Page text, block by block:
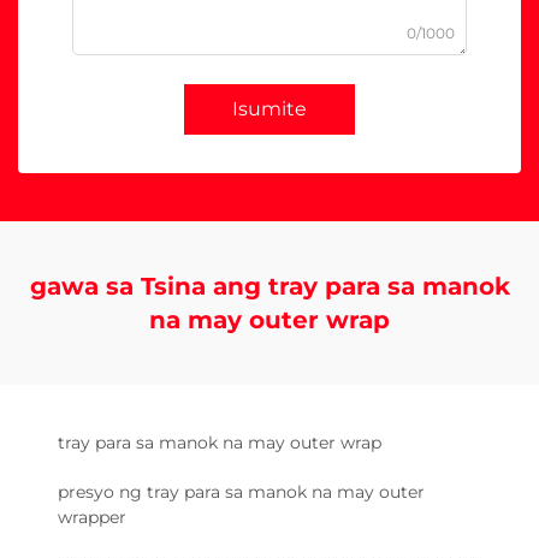
0/1000
Isumite
gawa sa Tsina ang tray para sa manok
na may outer wrap
tray para sa manok na may outer wrap
presyo ng tray para sa manok na may outer
wrapper